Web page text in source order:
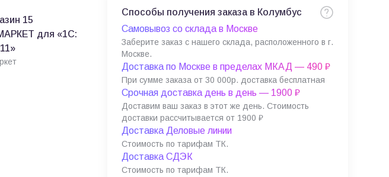
15
для «1С:
Способы получения заказа в Колумбус
Самовывоз со склада в Москве
Заберите заказ с нашего склада, расположенного в г.
Москве.
Доставка по Москве в пределах МКАД — 490 ₽
При сумме заказа от 30 000р. доставка бесплатная
Срочная доставка день в день — 1900 ₽
Доставим ваш заказ в этот же день. Стоимость
доставки рассчитывается от 1900 ₽
Доставка Деловые линии
Стоимость по тарифам ТК.
Доставка СДЭК
Стоимость по тарифам ТК.